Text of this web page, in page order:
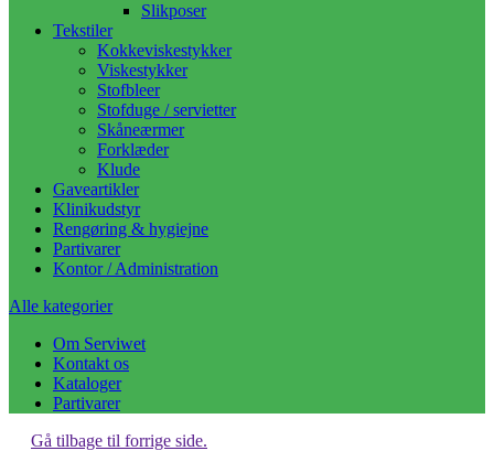
Slikposer
Tekstiler
Kokkeviskestykker
Viskestykker
Stofbleer
Stofduge / servietter
Skåneærmer
Forklæder
Klude
Gaveartikler
Klinikudstyr
Rengøring & hygiejne
Partivarer
Kontor / Administration
Alle kategorier
Om Serviwet
Kontakt os
Kataloger
Partivarer
Gå tilbage til forrige side.